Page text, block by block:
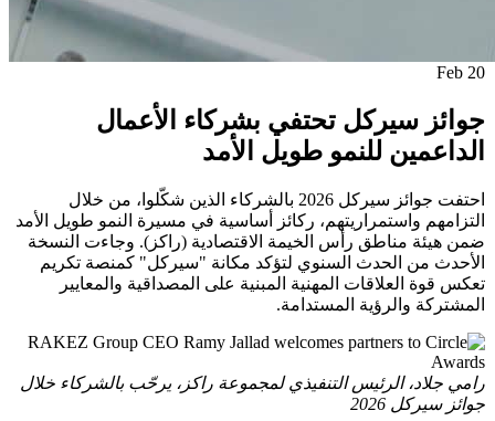
20
Feb
جوائز سيركل تحتفي بشركاء الأعمال
الداعمين للنمو طويل الأمد
احتفت جوائز سيركل 2026 بالشركاء الذين شكّلوا، من خلال
التزامهم واستمراريتهم، ركائز أساسية في مسيرة النمو طويل الأمد
ضمن هيئة مناطق رأس الخيمة الاقتصادية (راكز). وجاءت النسخة
الأحدث من الحدث السنوي لتؤكد مكانة "سيركل" كمنصة تكريم
تعكس قوة العلاقات المهنية المبنية على المصداقية والمعايير
المشتركة والرؤية المستدامة.
رامي جلاد، الرئيس التنفيذي لمجموعة راكز، يرحّب بالشركاء خلال
جوائز سيركل 2026